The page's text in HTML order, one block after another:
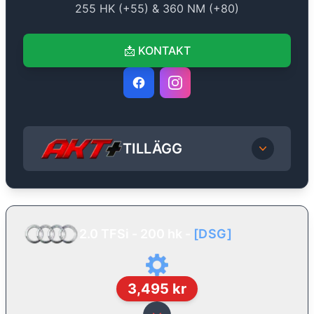
255 HK (+55) & 360 NM (+80)
📩 KONTAKT
TILLÄGG
[DSG]
3,495 kr